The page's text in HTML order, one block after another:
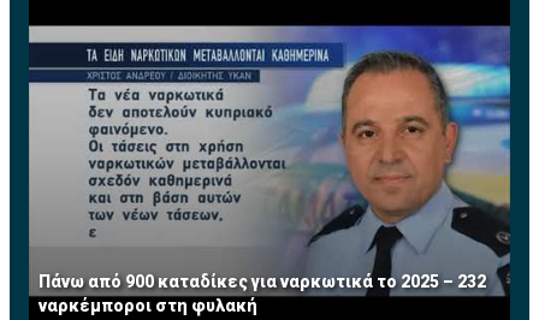
Πάνω από 900 καταδίκες για ναρκωτικά το 2025 – 232
ναρκέμποροι στη φυλακή